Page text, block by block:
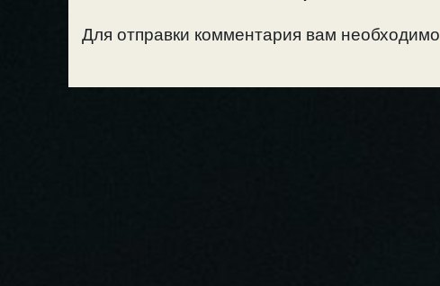
Для отправки комментария вам необходимо